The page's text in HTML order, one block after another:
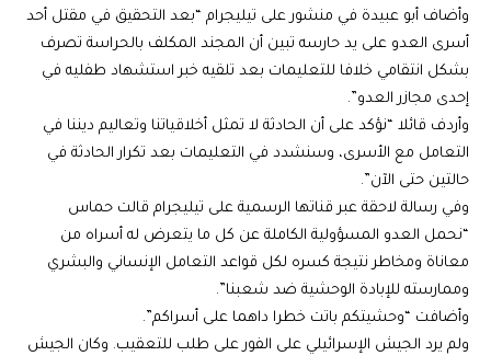
وأضاف أبو عبيدة في منشور على تيليجرام “بعد التحقيق في مقتل أحد
أسرى العدو على يد حارسه تبين أن المجند المكلف بالحراسة تصرف
بشكل انتقامي خلافا للتعليمات بعد تلقيه خبر استشهاد طفليه في
إحدى مجازر العدو”.
وأردف قائلا “نؤكد على أن الحادثة لا تمثل أخلاقياتنا وتعاليم ديننا في
التعامل مع الأسرى، وسنشدد في التعليمات بعد تكرار الحادثة في
حالتين حتى الآن”.
وفي رسالة لاحقة عبر قناتها الرسمية على تيليجرام قالت حماس
“نحمل العدو المسؤولية الكاملة عن كل ما يتعرض له أسراه من
معاناة ومخاطر نتيجة كسره لكل قواعد التعامل الإنساني والبشري
وممارسته للإبادة الوحشية ضد شعبنا”.
وأضافت “وحشيتكم باتت خطرا داهما على أسراكم”.
ولم يرد الجيش الإسرائيلي على الفور على طلب للتعقيب. وكان الجيش